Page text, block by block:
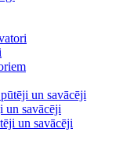
un savācēji
un savācēji
un savācēji